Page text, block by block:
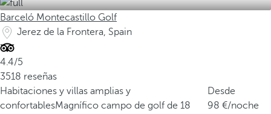
Barceló Montecastillo Golf
Jerez de la Frontera, Spain
4.4/5
3518 reseñas
Habitaciones y villas amplias y
confortablesMagnífico campo de golf de 18
Desde
98
/noche